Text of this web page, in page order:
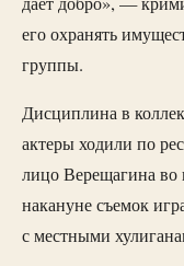
его охранять
группы.
Дисциплина в
актеры ходили по
лицо Верещагина во
накануне съемок
с местными